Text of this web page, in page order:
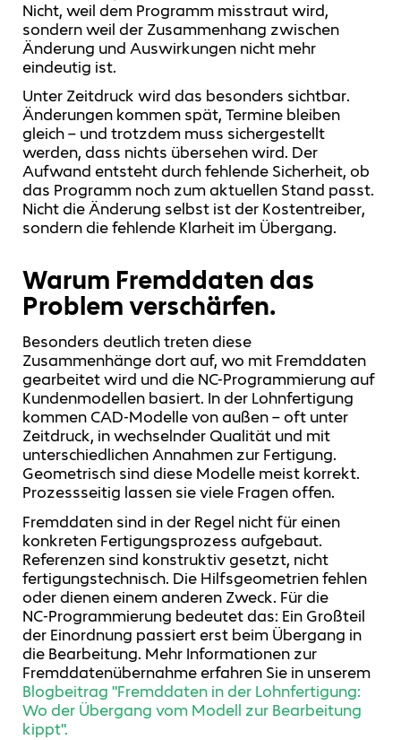
Nicht, weil dem Programm misstraut wird,
sondern weil der Zusammenhang zwischen
Änderung und Auswirkungen nicht mehr
eindeutig ist.
Unter Zeitdruck wird das besonders sichtbar.
Änderungen kommen spät, Termine bleiben
gleich – und trotzdem muss sichergestellt
werden, dass nichts übersehen wird. Der
Aufwand entsteht durch fehlende Sicherheit, ob
das Programm noch zum aktuellen Stand passt.
Nicht die Änderung selbst ist der Kostentreiber,
sondern die fehlende Klarheit im Übergang.
Warum Fremddaten das
Problem verschärfen.
Besonders deutlich treten diese
Zusammenhänge dort auf, wo mit Fremddaten
gearbeitet wird und die NC-Programmierung auf
Kundenmodellen basiert. In der Lohnfertigung
kommen CAD‑Modelle von außen – oft unter
Zeitdruck, in wechselnder Qualität und mit
unterschiedlichen Annahmen zur Fertigung.
Geometrisch sind diese Modelle meist korrekt.
Prozessseitig lassen sie viele Fragen offen.
Fremddaten sind in der Regel nicht für einen
konkreten Fertigungsprozess aufgebaut.
Referenzen sind konstruktiv gesetzt, nicht
fertigungstechnisch. Die Hilfsgeometrien fehlen
oder dienen einem anderen Zweck. Für die
NC‑Programmierung bedeutet das: Ein Großteil
der Einordnung passiert erst beim Übergang in
die Bearbeitung. Mehr Informationen zur
Fremddatenübernahme erfahren Sie in unserem
Blogbeitrag "Fremddaten in der Lohnfertigung:
Wo der Übergang vom Modell zur Bearbeitung
kippt".